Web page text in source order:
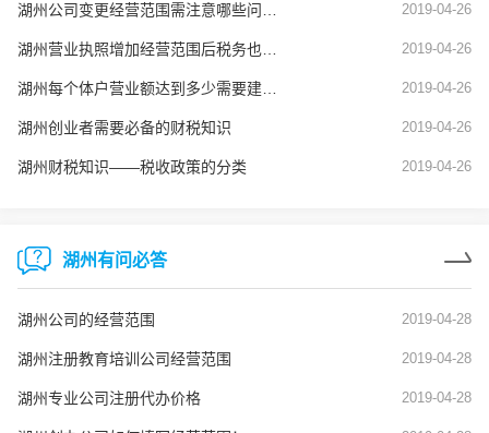
湖州公司变更经营范围需注意哪些问题？ 2019-04-26
湖州营业执照增加经营范围后税务也要变更吗？ 2019-04-26
湖州每个体户营业额达到多少需要建账？ 2019-04-26
湖州创业者需要必备的财税知识 2019-04-26
湖州财税知识——税收政策的分类 2019-04-26
湖州有问必答
湖州公司的经营范围 2019-04-28
湖州注册教育培训公司经营范围 2019-04-28
湖州专业公司注册代办价格 2019-04-28